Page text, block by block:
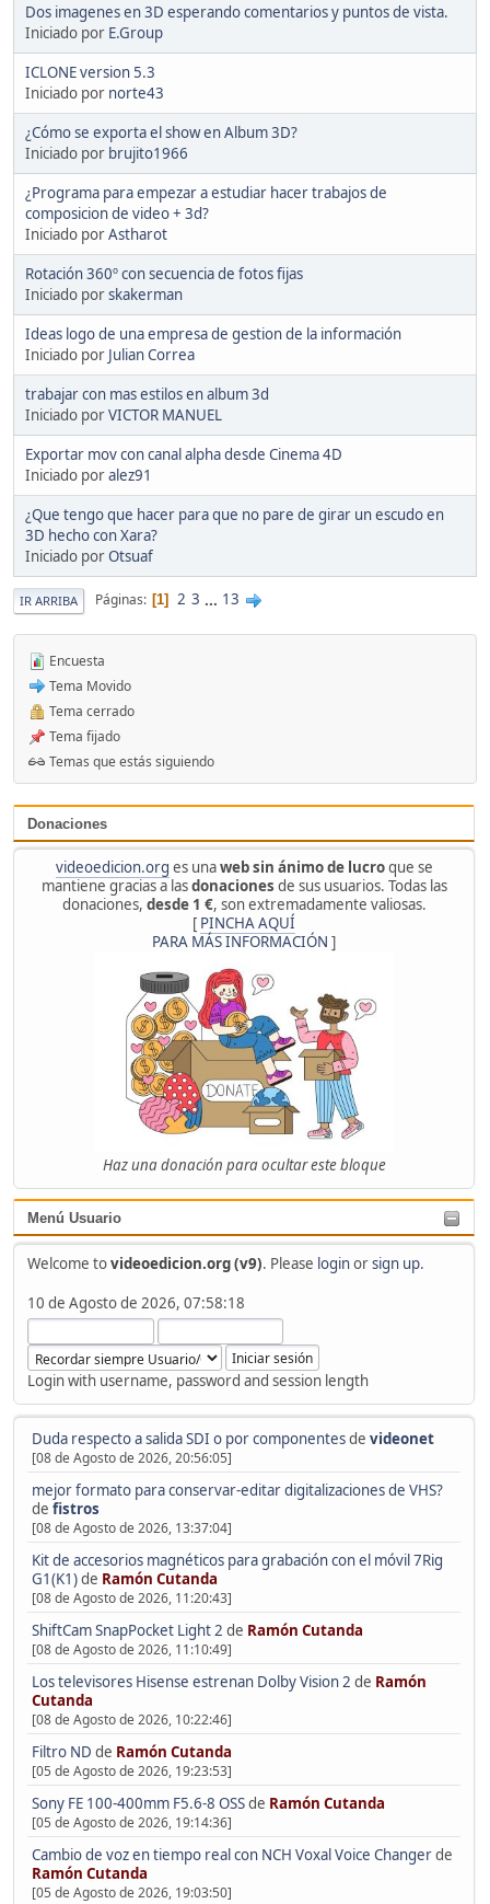
Donaciones
videoedicion.org es unaweb sin ánimo de lucroque se
mantiene gracias a lasdonaciones de sus usuarios. Todas las
donaciones, desde 1 €, son extremadamente valiosas.
[ PINCHA AQUÍ
PARA MÁS INFORMACIÓN ]
Haz una donación para ocultar este bloque
Menú Usuario
Welcome tovideoedicion.org (v9). Please loginorsign up.
10 de Agosto de 2026, 07:58:18
Login with username, password and session length
Duda respecto a salida SDI o por componentesde videonet
[08 de Agosto de 2026, 20:56:05]
mejor formato para conservar-editar digitalizaciones de VHS?
de fistros
[08 de Agosto de 2026, 13:37:04]
Kit de accesorios magnéticos para grabación con el móvil 7Rig
G1(K1)de Ramón Cutanda
[08 de Agosto de 2026, 11:20:43]
ShiftCam SnapPocket Light 2 de Ramón Cutanda
[08 de Agosto de 2026, 11:10:49]
Los televisores Hisense estrenan Dolby Vision 2 de Ramón
Cutanda
[08 de Agosto de 2026, 10:22:46]
Filtro ND de Ramón Cutanda
[05 de Agosto de 2026, 19:23:53]
Sony FE 100-400mm F5.6-8 OSSde Ramón Cutanda
[05 de Agosto de 2026, 19:14:36]
Cambio de voz en tiempo real con NCH Voxal Voice Changerde
Ramón Cutanda
[05 de Agosto de 2026, 19:03:50]
Dos imagenes en 3D esperando comentarios y puntos de vista.
Iniciado por E.Group
ICLONE version 5.3
Iniciado por norte43
¿Cómo se exporta el show en Album 3D?
Iniciado por brujito1966
¿Programa para empezar a estudiar hacer trabajos de
composicion de video + 3d?
Iniciado porAstharot
Rotación 360º con secuencia de fotos fijas
Iniciado porskakerman
Ideas logo de una empresa de gestion de la información
Iniciado por Julian Correa
trabajar con mas estilos en album 3d
Iniciado porVICTOR MANUEL
Exportar mov con canal alpha desde Cinema 4D
Iniciado poralez91
¿Que tengo que hacer para que no pare de girar un escudo en
3D hecho con Xara?
Iniciado porOtsuaf
IR ARRIBA Páginas 1 2 3 ... 13
Encuesta
Tema Movido
Tema cerrado
Tema fijado
Temas que estás siguiendo